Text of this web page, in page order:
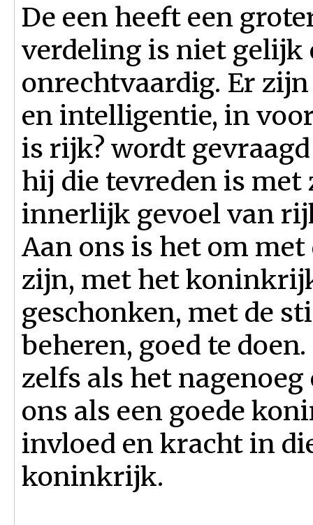
De een heeft een
verdeling is niet gelijk
onrechtvaardig. Er
en intelligentie, in
is rijk? wordt
hij die tevreden is
innerlijk gevoel van
Aan ons is het om met
zijn, met het
geschonken, met de
beheren, goed te
zelfs als het
ons als een goede
invloed en kracht in
koninkrijk.